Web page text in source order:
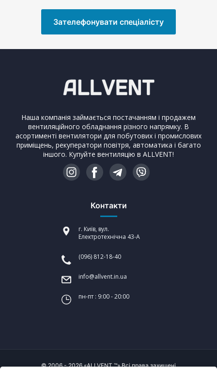
Зателефонувати спеціалісту
Наша компанія займається постачанням і продажем
вентиляційного обладнання різного напрямку. В
асортименті вентилятори для побутових і промислових
приміщень, рекуператори повітря, автоматика і багато
іншого. Купуйте вентиляцію в ALLVENT!
Контакти
г. Київ, вул.
Електротехнічна 43-А
(096) 812-18-40
info@allvent.in.ua
пн-пт : 9:00 - 20:00
© 2006 - 2026 «ALLVENT ™» Всі права захищені